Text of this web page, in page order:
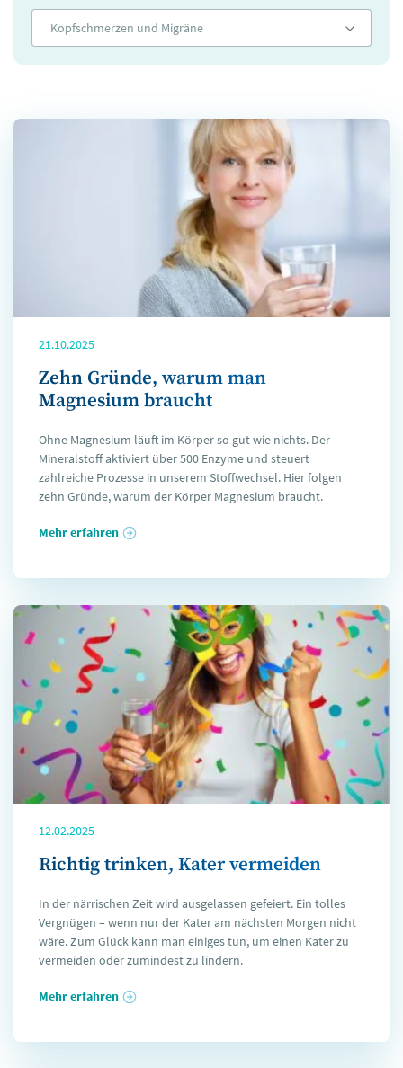
Kopfschmerzen und Migräne
21.10.2025
Zehn Gründe, warum man
Magnesium braucht
Ohne Magnesium läuft im Körper so gut wie nichts. Der
Mineralstoff aktiviert über 500 Enzyme und steuert
zahlreiche Prozesse in unserem Stoffwechsel. Hier folgen
zehn Gründe, warum der Körper Magnesium braucht.
Mehr erfahren
12.02.2025
Richtig trinken, Kater vermeiden
In der närrischen Zeit wird ausgelassen gefeiert. Ein tolles
Vergnügen – wenn nur der Kater am nächsten Morgen nicht
wäre. Zum Glück kann man einiges tun, um einen Kater zu
vermeiden oder zumindest zu lindern.
Mehr erfahren